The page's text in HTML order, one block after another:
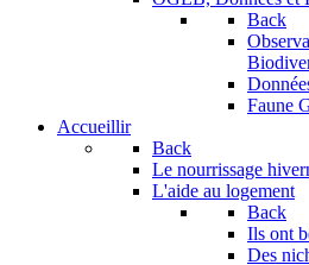
Back
Faune
Accueillir
Back
Le nourrissage
L'aide au logement
Back
Ils ont
Des